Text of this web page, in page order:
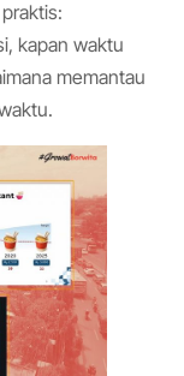
kapan waktu
memantau